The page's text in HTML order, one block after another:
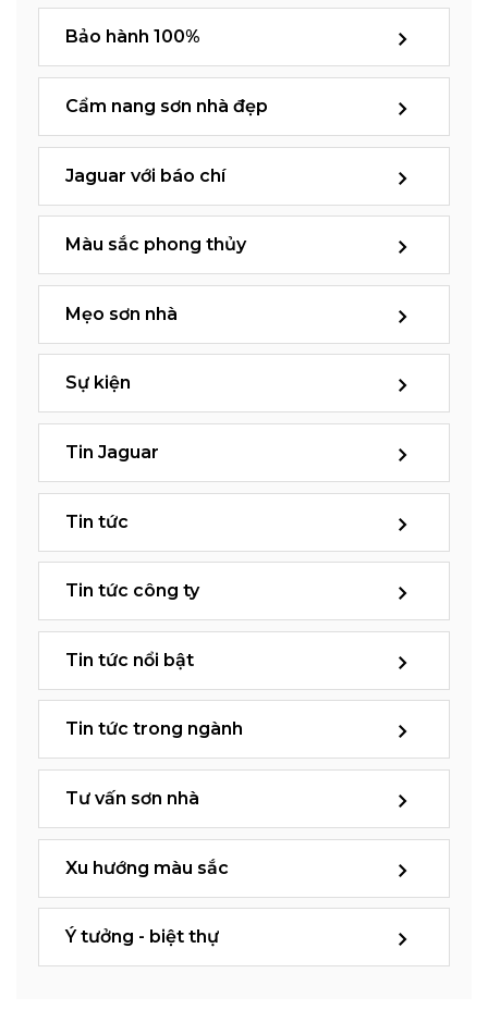
Bảo hành 100%
Cẩm nang sơn nhà đẹp
Jaguar với báo chí
Màu sắc phong thủy
Mẹo sơn nhà
Sự kiện
Tin Jaguar
Tin tức
Tin tức công ty
Tin tức nổi bật
Tin tức trong ngành
Tư vấn sơn nhà
Xu hướng màu sắc
Ý tưởng - biệt thự